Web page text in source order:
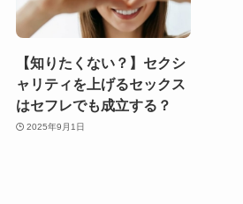
【知りたくない？】セクシ
ャリティを上げるセックス
はセフレでも成立する？
2025年9月1日